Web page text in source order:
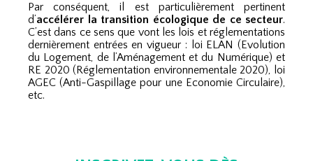
Par conséquent, il est particulièrement pertinent
d’accélérer la transition écologique de ce secteur.
C’est dans ce sens que vont les lois et réglementations
dernièrement entrées en vigueur : loi ELAN (Evolution
du Logement, de l’Aménagement et du Numérique) et
RE 2020 (Réglementation environnementale 2020), loi
AGEC (Anti-Gaspillage pour une Economie Circulaire),
etc.